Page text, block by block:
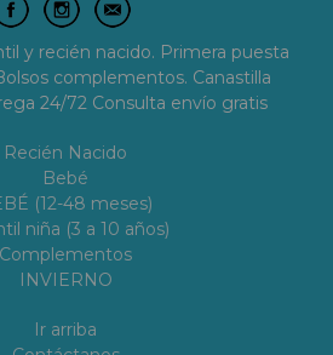
y recién nacido. Primera puesta
complementos. Canastilla
24/72 Consulta envío gratis
Recién Nacido
Bebé
(12-48 meses)
niña (3 a 10 años)
Complementos
INVIERNO
Ir arriba